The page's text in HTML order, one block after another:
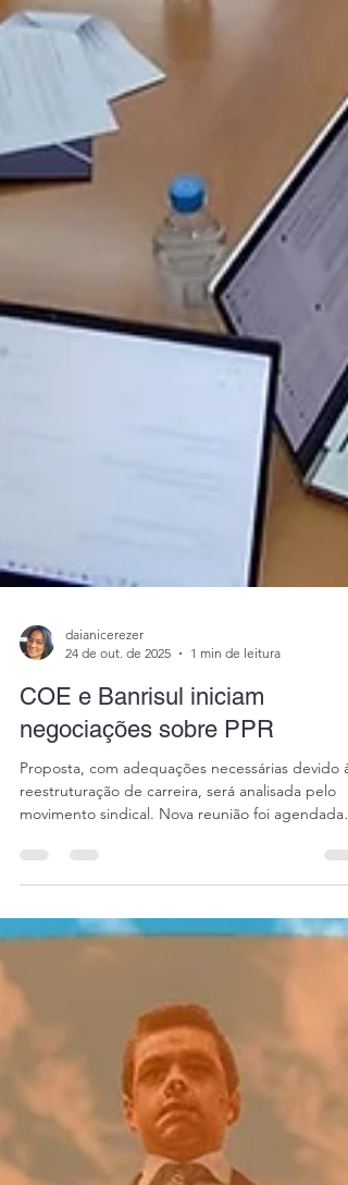
daianicerezer
24 de out. de 2025
COE e Banrisul iniciam
movimento sindical. Nova reunião foi agendada
para dia 30 de outubro. No começo da reunião
trouxe problemas e dúvidas em relação ao
de Reestruturação de Carreira firmado
recentemente, assim como apontou denúncias
relacionadas com o processo em andamento.
Diante disso, a Comissão de Organização de
Empregados do Banrisul (COE) e os